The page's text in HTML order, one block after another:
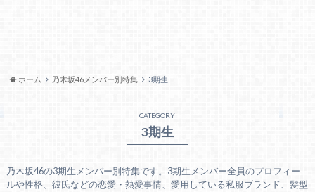
ホーム 乃木坂46メンバー別特集 3期生
CATEGORY
3期生
乃木坂46の3期生メンバー別特集です。3期生メンバー全員のプロフィー
ルや性格、彼氏などの恋愛・熱愛事情、愛用している私服ブランド、髪型